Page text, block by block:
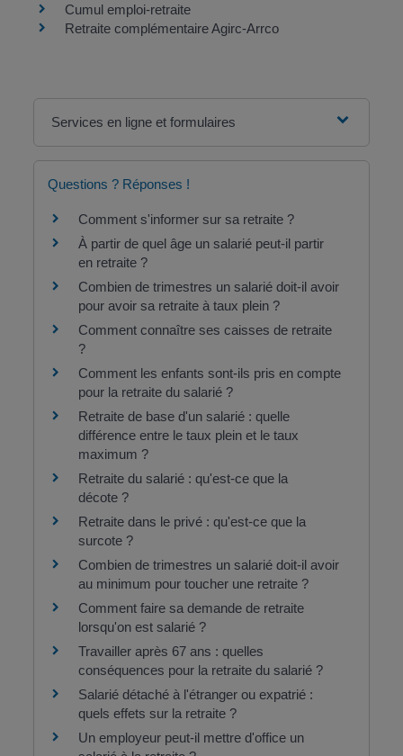
Cumul emploi-retraite
Retraite complémentaire Agirc-Arrco
Services en ligne et formulaires
Questions ? Réponses !
Comment s'informer sur sa retraite ?
À partir de quel âge un salarié peut-il partir
en retraite ?
Combien de trimestres un salarié doit-il avoir
pour avoir sa retraite à taux plein ?
Comment connaître ses caisses de retraite
?
Comment les enfants sont-ils pris en compte
pour la retraite du salarié ?
Retraite de base d'un salarié : quelle
différence entre le taux plein et le taux
maximum ?
Retraite du salarié : qu'est-ce que la
décote ?
Retraite dans le privé : qu'est-ce que la
surcote ?
Combien de trimestres un salarié doit-il avoir
au minimum pour toucher une retraite ?
Comment faire sa demande de retraite
lorsqu'on est salarié ?
Travailler après 67 ans : quelles
conséquences pour la retraite du salarié ?
Salarié détaché à l'étranger ou expatrié :
quels effets sur la retraite ?
Un employeur peut-il mettre d'office un